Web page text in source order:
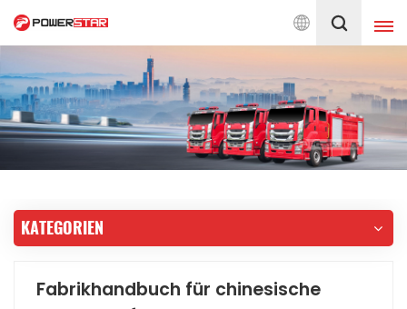
Seit 1990 engagiert für
Deutsch
English français
Deutsch русский
KATEGORIEN
Fabrikhandbuch für chinesische